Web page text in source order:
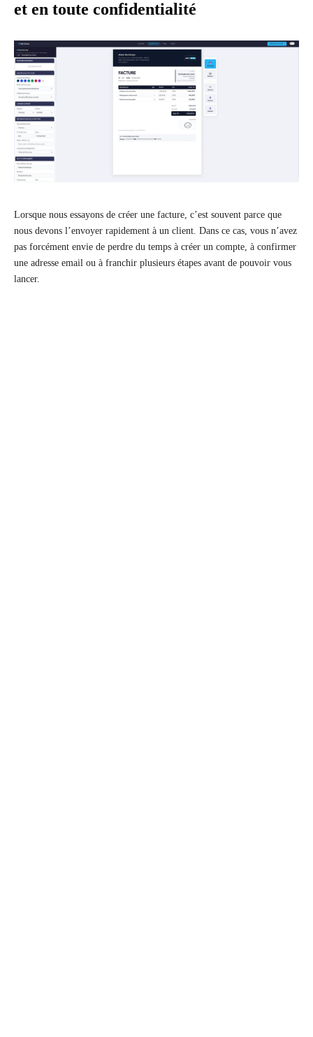
et en toute confidentialité
Lorsque nous essayons de créer une facture, c’est souvent parce que
nous devons l’envoyer rapidement à un client. Dans ce cas, vous n’avez
pas forcément envie de perdre du temps à créer un compte, à confirmer
une adresse email ou à franchir plusieurs étapes avant de pouvoir vous
lancer.